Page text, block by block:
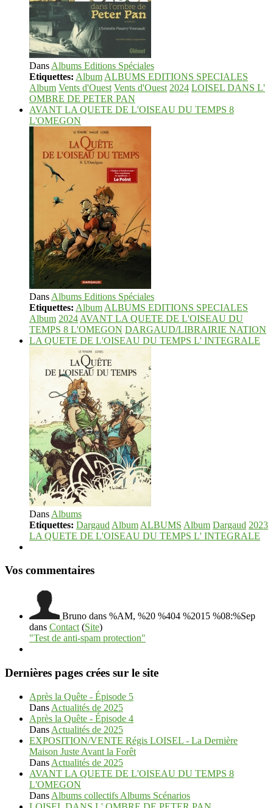
Dans Albums Editions Spéciales
Etiquettes: Album ALBUMS EDITIONS SPECIALES
Album Vents d'Ouest Vents d'Ouest 2024 LOISEL DANS L'
OMBRE DE PETER PAN
AVANT LA QUETE DE L'OISEAU DU TEMPS 8
L'OMEGON
Dans Albums Editions Spéciales
Etiquettes: Album ALBUMS EDITIONS SPECIALES
Album 2024 AVANT LA QUETE DE L'OISEAU DU
TEMPS 8 L'OMEGON DARGAUD/LIBRAIRIE NATION
LA QUETE DE L'OISEAU DU TEMPS L' INTEGRALE
Dans Albums
Etiquettes: Dargaud Album ALBUMS Album Dargaud 2023
LA QUETE DE L'OISEAU DU TEMPS L' INTEGRALE
Vos commentaires
Bruno dans %AM, %20 %404 %2015 %08:%Sep
dans Contact (Site)
"Test de anti-spam protection"
Dernières pages crées sur le site
Après la Quête - Épisode 5
Dans Actualités de 2025
Après la Quête - Épisode 4
Dans Actualités de 2025
EXPOSITION/VENTE Régis LOISEL - La Dernière
Maison Juste Avant la Forêt
Dans Actualités de 2025
AVANT LA QUETE DE L'OISEAU DU TEMPS 8
L'OMEGON
Dans Albums collectifs Albums Scénarios